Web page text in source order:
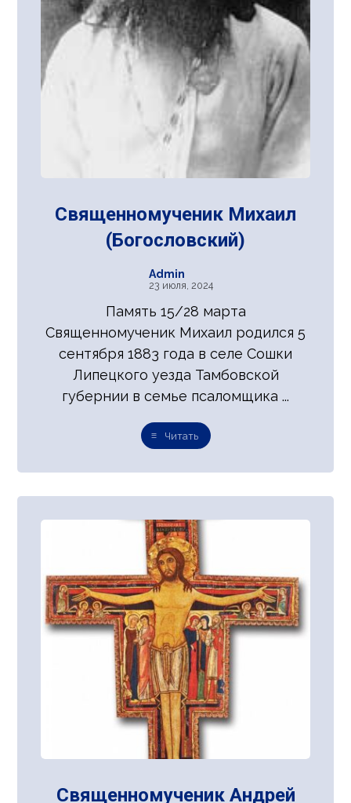
Священномученик Михаил
(Богословский)
Admin
23 июля, 2024
Память 15/28 марта
Священномученик Михаил родился 5
сентября 1883 года в селе Сошки
Липецкого уезда Тамбовской
губернии в семье псаломщика ...
Читать
Священномученик Андрей